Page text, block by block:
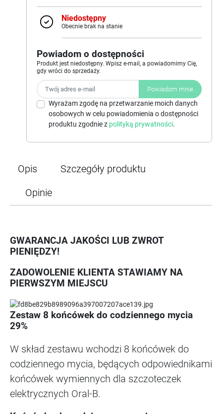
Niedostępny
Obecnie brak na stanie
Powiadom o dostępności
Produkt jest niedostępny. Wpisz e-mail, a powiadomimy Cię,
gdy wróci do sprzedaży.
Powiadom mnie
Wyrażam zgodę na przetwarzanie moich danych
osobowych w celu powiadomienia o dostępności
produktu zgodnie z polityką prywatności.
Opis
Szczegóły produktu
Opinie
GWARANCJA JAKOŚCI LUB ZWROT
PIENIĘDZY!
ZADOWOLENIE KLIENTA STAWIAMY NA
PIERWSZYM MIEJSCU
Zestaw 8 końcówek do codziennego mycia
29%
W skład zestawu wchodzi 8 końcówek do
codziennego mycia, będących odpowiednikami
końcówek wymiennych dla szczoteczek
elektrycznych Oral-B.